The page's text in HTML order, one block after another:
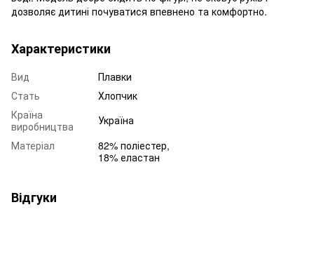
дозволяє дитині почуватися впевнено та комфортно.
Характеристики
Вид
Плавки
Стать
Хлопчик
Країна
виробництва
Україна
Матеріал
82% поліестер,
18% еластан
Відгуки